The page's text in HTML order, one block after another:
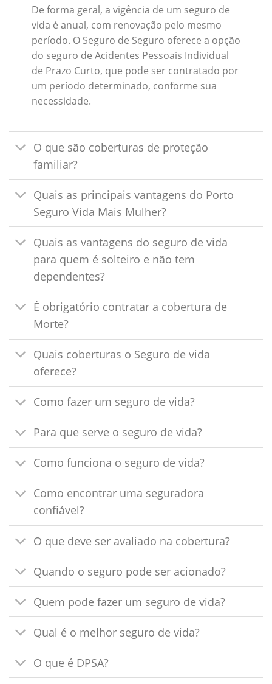
De forma geral, a vigência de um seguro de
vida é anual, com renovação pelo mesmo
período. O Seguro de Seguro oferece a opção
do seguro de Acidentes Pessoais Individual
de Prazo Curto, que pode ser contratado por
um período determinado, conforme sua
necessidade.
O que são coberturas de proteção
familiar?
Quais as principais vantagens do Porto
Seguro Vida Mais Mulher?
Quais as vantagens do seguro de vida
para quem é solteiro e não tem
dependentes?
É obrigatório contratar a cobertura de
Morte?
Quais coberturas o Seguro de vida
oferece?
Como fazer um seguro de vida?
Para que serve o seguro de vida?
Como funciona o seguro de vida?
Como encontrar uma seguradora
confiável?
O que deve ser avaliado na cobertura?
Quando o seguro pode ser acionado?
Quem pode fazer um seguro de vida?
Qual é o melhor seguro de vida?
O que é DPSA?